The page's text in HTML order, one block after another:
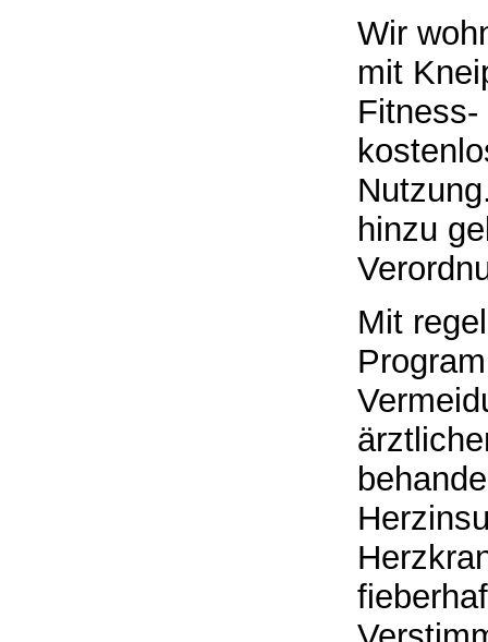
Wir
mit
Fitness-
hinzu
Mit